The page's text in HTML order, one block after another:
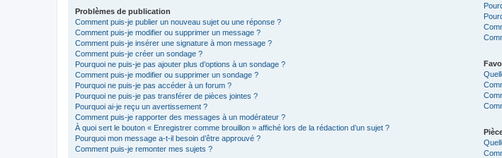
Problèmes de publication
Comment puis-je publier un nouveau sujet ou une réponse ?
Comment puis-je modifier ou supprimer un message ?
Comment puis-je insérer une signature à mon message ?
Comment puis-je créer un sondage ?
Pourquoi ne puis-je pas ajouter plus d’options à un sondage ?
Comment puis-je modifier ou supprimer un sondage ?
Pourquoi ne puis-je pas accéder à un forum ?
Pourquoi ne puis-je pas transférer de pièces jointes ?
Pourquoi ai-je reçu un avertissement ?
Comment puis-je rapporter des messages à un modérateur ?
À quoi sert le bouton « Enregistrer comme brouillon » affiché lors de la rédaction d’un sujet ?
Pourquoi mon message a-t-il besoin d’être approuvé ?
Comment puis-je remonter mes sujets ?